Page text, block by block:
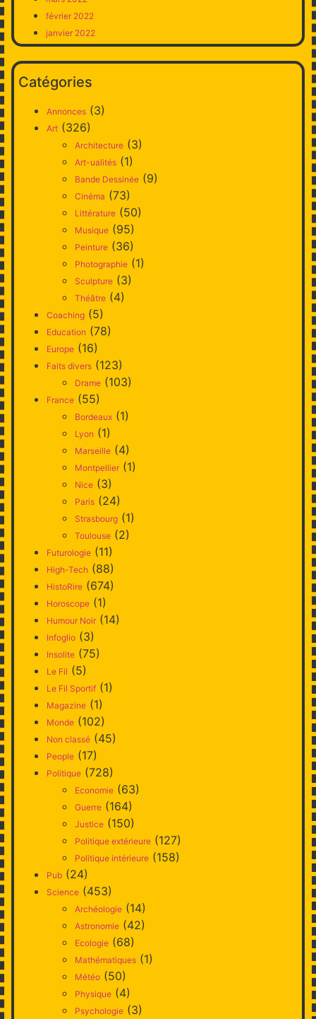
février 2022
janvier 2022
Catégories
Annonces (3)
Art (326)
Architecture (3)
Art-ualités (1)
Bande Dessinée (9)
Cinéma (73)
Littérature (50)
Musique (95)
Peinture (36)
Photographie (1)
Sculpture (3)
Théâtre (4)
Coaching (5)
Education (78)
Europe (16)
Faits divers (123)
Drame (103)
France (55)
Bordeaux (1)
Lyon (1)
Marseille (4)
Montpellier (1)
Nice (3)
Paris (24)
Strasbourg (1)
Toulouse (2)
Futurologie (11)
High-Tech (88)
HistoRire (674)
Horoscope (1)
Humour Noir (14)
Infoglio (3)
Insolite (75)
Le Fil (5)
Le Fil Sportif (1)
Magazine (1)
Monde (102)
Non classé (45)
People (17)
Politique (728)
Economie (63)
Guerre (164)
Justice (150)
Politique extérieure (127)
Politique intérieure (158)
Pub (24)
Science (453)
Archéologie (14)
Astronomie (42)
Ecologie (68)
Mathématiques (1)
Météo (50)
Physique (4)
Psychologie (3)